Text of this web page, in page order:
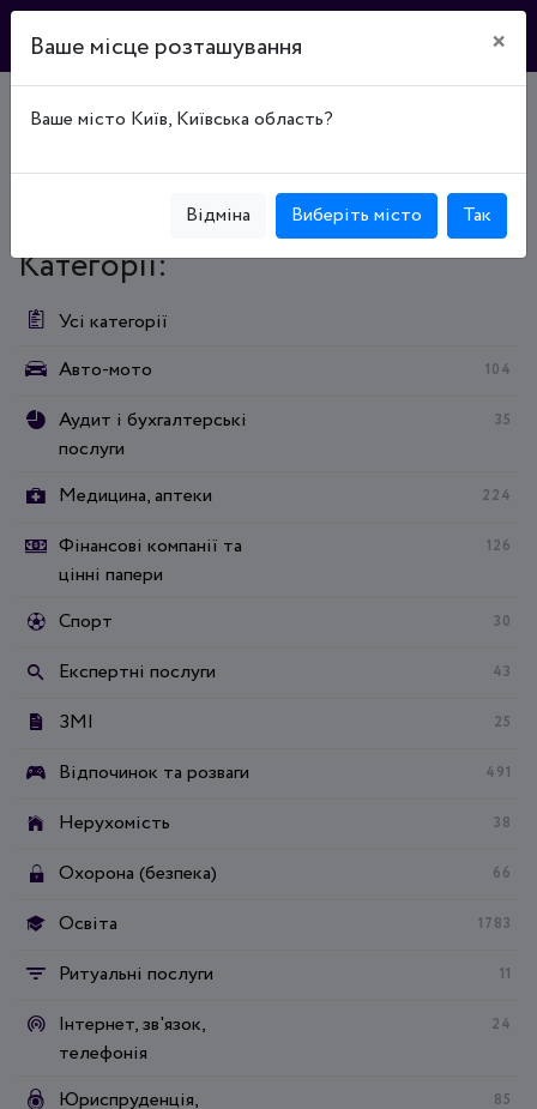
Каталог підприємств
Производство пищевых продуктов
Перероблення та консервування фруктів і овочів
Категорії:
Усі категорії
Авто-мото
104
Аудит і бухгалтерські
послуги
35
Медицина, аптеки 224
Фінансові компанії та
цінні папери
126
Спорт 30
Експертні послуги 43
ЗМІ 25
Відпочинок та розваги 491
Нерухомість 38
Охорона (безпека) 66
Освіта 1783
Ритуальні послуги 11
Інтернет, зв'язок,
телефонія
24
Юриспруденція,
85
Ваше місце розташування ×
Ваше місто Київ, Київська область?
Відміна Виберіть місто Так